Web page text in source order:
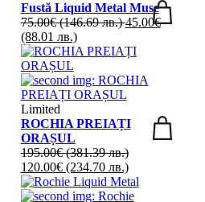
Fustă Liquid Metal Muse
75.00€ (146.69 лв.) 45.00€
(88.01 лв.)
Limited
ROCHIA PREIAȚI
ORAȘUL
195.00€ (381.39 лв.)
120.00€ (234.70 лв.)